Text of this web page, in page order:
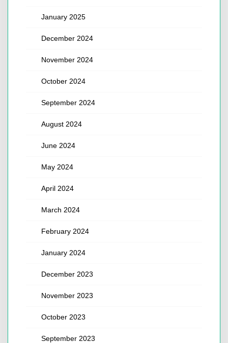
January 2025
December 2024
November 2024
October 2024
September 2024
August 2024
June 2024
May 2024
April 2024
March 2024
February 2024
January 2024
December 2023
November 2023
October 2023
September 2023